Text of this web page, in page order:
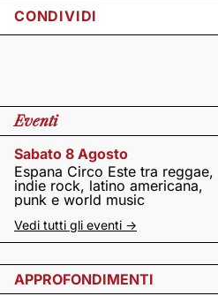
CONDIVIDI
Eventi
Sabato 8 Agosto
Espana Circo Este tra reggae,
indie rock, latino americana,
punk e world music
Vedi tutti gli eventi ->
APPROFONDIMENTI